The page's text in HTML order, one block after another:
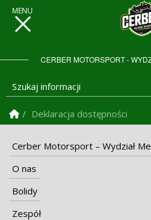
CERBER MOTORSPORT -
Szukaj informacji
Strona Główna
Deklaracja dostępności
Cerber Motorsport – Wydział
O nas
Bolidy
Zespół